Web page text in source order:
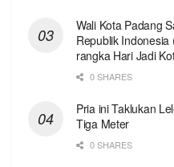
Wali Kota Padang
Republik
rangka Hari Jadi
0 SHARES
Pria ini Taklukan
Tiga Meter
0 SHARES